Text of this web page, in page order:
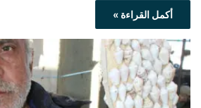
أكمل القراءة »